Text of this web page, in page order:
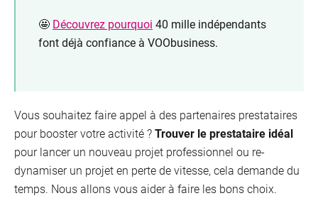
🤩 Découvrez pourquoi 40 mille indépendants
font déjà confiance à VOObusiness.
Vous souhaitez faire appel à des partenaires prestataires
pour booster votre activité ?Trouver le prestataire idéal
pour lancer un nouveau projet professionnel ou re-
dynamiser un projet en perte de vitesse, cela demande du
temps. Nous allons vous aider à faire les bons choix.